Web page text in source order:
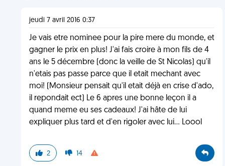
jeudi 7 avril 2016 0:37
Je vais etre nominee pour la pire mere du monde, et
gagner le prix en plus! J'ai fais croire à mon fils de 4
ans le 5 décembre (donc la veille de St Nicolas) qu'il
n'etais pas passe parce que il etait mechant avec
moi! (Monsieur pensait qu'il etait déjà en crise d'ado,
il repondait ect) Le 6 apres une bonne leçon il a
quand meme eu ses cadeaux! J'ai hâte de lui
expliquer plus tard et d'en rigoler avec lui... Loool
2 14